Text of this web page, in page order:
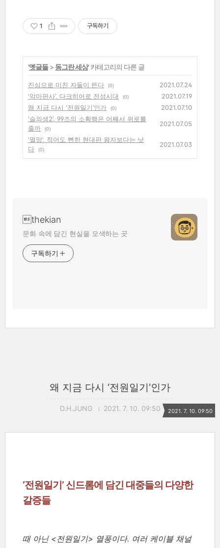
1 구독하기
'옛글들> 동그란 세상' 카테고리의 다른 글
진심으로 미친 자들이 뜬다 (0)
2021.07.24
‘악마판사’, 다크히어로 전성시대
(0)
2021.07.19
왜 지금 다시 ‘전원일기’인가
(0)
2021.07.10
‘슬의생2’, 99즈의 소확행은 어째서 위로를
줄까
(0)
2021.07.05
‘멸망’, 적어도 뻔한 현대판 왕자보다는 낫
다
(0)
2021.07.03
thekian
문화 속에 담긴 현실을 모색하는 곳
구독하기
왜 지금 다시 ‘전원일기’인가
D.H.JUNG 2021. 7. 10. 09:50 2021. 7. 10. 09:50
‘전원일기’ 신드롬에 담긴 대중들의 다양한
갈증들
때 아닌 <전원일기> 열풍이다. 여러 케이블 채널